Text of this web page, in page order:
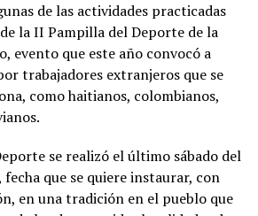
de las actividades practicadas
la II Pampilla del Deporte de la
evento que este año convocó a
trabajadores extranjeros que se
como haitianos, colombianos,
se realizó el último sábado del
fecha que se quiere instaurar, con
en una tradición en el pueblo que